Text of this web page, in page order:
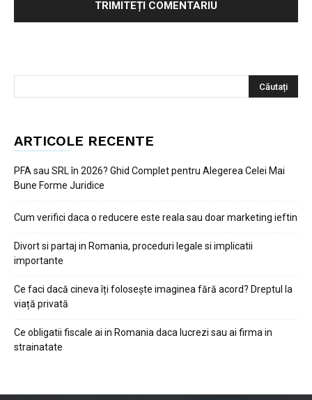
ARTICOLE RECENTE
PFA sau SRL în 2026? Ghid Complet pentru Alegerea Celei Mai
Bune Forme Juridice
Cum verifici daca o reducere este reala sau doar marketing ieftin
Divort si partaj in Romania, proceduri legale si implicatii
importante
Ce faci dacă cineva îți folosește imaginea fără acord? Dreptul la
viață privată
Ce obligatii fiscale ai in Romania daca lucrezi sau ai firma in
strainatate